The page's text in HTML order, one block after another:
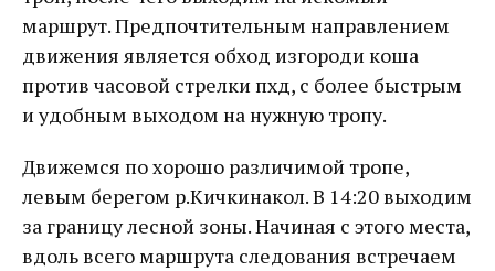
маршрут. Предпочтительным направлением
движения является обход изгороди коша
против часовой стрелки пхд, с более быстрым
и удобным выходом на нужную тропу.
Движемся по хорошо различимой тропе,
левым берегом р.Кичкинакол. В 14:20 выходим
за границу лесной зоны. Начиная с этого места,
вдоль всего маршрута следования встречаем